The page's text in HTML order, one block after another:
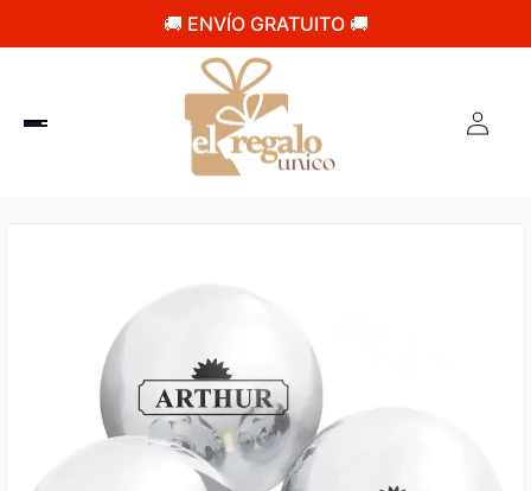
🚚 ENVÍO GRATUITO 🚚